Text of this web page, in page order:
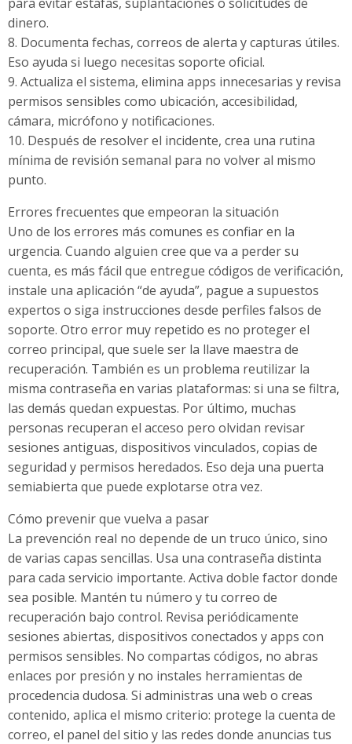
dinero.
8. Documenta fechas, correos de alerta y capturas útiles.
Eso ayuda si luego necesitas soporte oficial.
9. Actualiza el sistema, elimina apps innecesarias y revisa
permisos sensibles como ubicación, accesibilidad,
cámara, micrófono y notificaciones.
10. Después de resolver el incidente, crea una rutina
mínima de revisión semanal para no volver al mismo
punto.
Errores frecuentes que empeoran la situación
Uno de los errores más comunes es confiar en la
urgencia. Cuando alguien cree que va a perder su
cuenta, es más fácil que entregue códigos de verificación,
instale una aplicación “de ayuda”, pague a supuestos
expertos o siga instrucciones desde perfiles falsos de
soporte. Otro error muy repetido es no proteger el
correo principal, que suele ser la llave maestra de
recuperación. También es un problema reutilizar la
misma contraseña en varias plataformas: si una se filtra,
las demás quedan expuestas. Por último, muchas
personas recuperan el acceso pero olvidan revisar
sesiones antiguas, dispositivos vinculados, copias de
seguridad y permisos heredados. Eso deja una puerta
semiabierta que puede explotarse otra vez.
Cómo prevenir que vuelva a pasar
La prevención real no depende de un truco único, sino
de varias capas sencillas. Usa una contraseña distinta
para cada servicio importante. Activa doble factor donde
sea posible. Mantén tu número y tu correo de
recuperación bajo control. Revisa periódicamente
sesiones abiertas, dispositivos conectados y apps con
permisos sensibles. No compartas códigos, no abras
enlaces por presión y no instales herramientas de
procedencia dudosa. Si administras una web o creas
contenido, aplica el mismo criterio: protege la cuenta de
correo, el panel del sitio y las redes donde anuncias tus